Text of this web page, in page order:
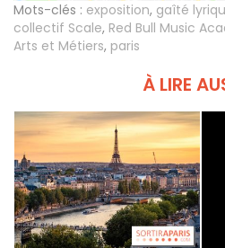
Mots-clés : exposition, gaîté
collectif Scale, Red Bull Music
Arts et Métiers, paris
À LIRE